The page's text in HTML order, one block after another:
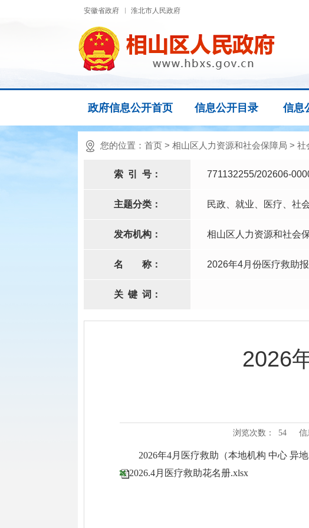
安徽省政府 淮北市人民政府
政府信息公开首页 信息公开目录 信息
您的位置： 首页 > 相山区人力资源和社会保障局 > 社
索 引 号： 771132255/202606-
主题分类： 民政、就业、医疗、社
发布机构： 相山区人力资源和社会
名 称： 2026年4月份医疗救助
关 键 词：
2026
浏览次数： 54 信
2026年4月医疗救助（本地机构 中心 异地
2026.4月医疗救助花名册.xlsx